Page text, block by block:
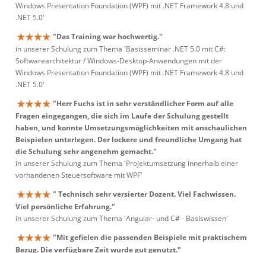
Windows Presentation Foundation (WPF) mit .NET Framework 4.8 und
.NET 5.0'
"Das Training war hochwertig."
in unserer Schulung zum Thema 'Basisseminar .NET 5.0 mit C#:
Softwarearchitektur / Windows-Desktop-Anwendungen mit der
Windows Presentation Foundation (WPF) mit .NET Framework 4.8 und
.NET 5.0'
"Herr Fuchs ist in sehr verständlicher Form auf alle
Fragen eingegangen, die sich im Laufe der Schulung gestellt
haben, und konnte Umsetzungsmöglichkeiten mit anschaulichen
Beispielen unterlegen. Der lockere und freundliche Umgang hat
die Schulung sehr angenehm gemacht."
in unserer Schulung zum Thema 'Projektumsetzung innerhalb einer
vorhandenen Steuersoftware mit WPF'
" Technisch sehr versierter Dozent. Viel Fachwissen.
Viel persönliche Erfahrung."
in unserer Schulung zum Thema 'Angular- und C# - Basiswissen'
"Mit gefielen die passenden Beispiele mit praktischem
Bezug. Die verfügbare Zeit wurde gut genutzt."